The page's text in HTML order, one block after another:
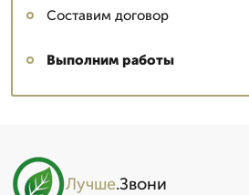
Составим договор
Выполним работы
Лучше.Звони